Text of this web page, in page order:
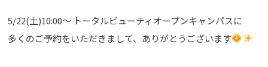
5/22(土)10:00～ トータルビューティオープンキャンパスに
多くのご予約をいただきまして、ありがとうございます